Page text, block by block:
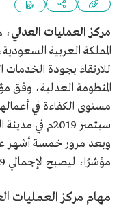
مركز العمليات العدلي،
المملكة العربية
للارتقاء بجودة
المنظومة العدلية، وفق
مؤشرًا، ليصبح الإجمالي 109 مؤشرات.
مهام مركز العمليات